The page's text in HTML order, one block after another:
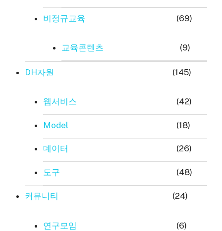
비정규교육 (69)
교육콘텐츠 (9)
DH자원 (145)
웹서비스 (42)
Model (18)
데이터 (26)
도구 (48)
커뮤니티 (24)
연구모임 (6)